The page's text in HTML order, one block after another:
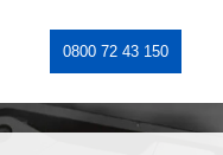
0800 72 43 150